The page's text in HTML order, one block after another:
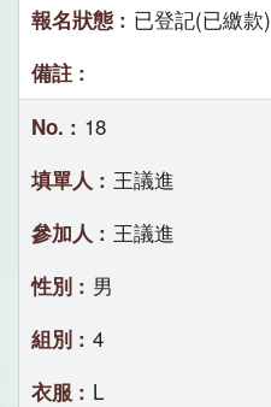
已登記(已繳款)
18
王議進
王議進
男
4
L